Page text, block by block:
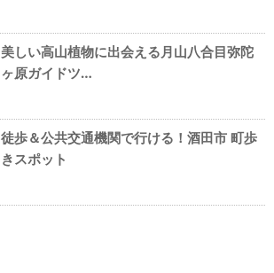
美しい高山植物に出会える月山八合目弥陀
ヶ原ガイドツ…
徒歩＆公共交通機関で行ける！酒田市 町歩
きスポット